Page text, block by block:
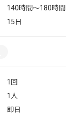
140時間〜180時間
15日
1回
1人
即日